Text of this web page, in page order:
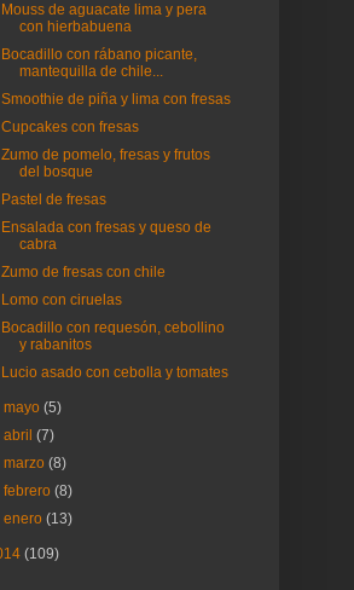
Mouss de aguacate lima y pera
con hierbabuena
Bocadillo con rábano picante,
mantequilla de chile...
Smoothie de piña y lima con fresas
Cupcakes con fresas
Zumo de pomelo, fresas y frutos
del bosque
Pastel de fresas
Ensalada con fresas y queso de
cabra
Zumo de fresas con chile
Lomo con ciruelas
Bocadillo con requesón, cebollino
y rabanitos
Lucio asado con cebolla y tomates
mayo(5)
abril(7)
marzo(8)
febrero(8)
enero(13)
(109)